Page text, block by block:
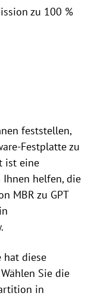
zu 100 %
feststellen,
Festplatte zu
ist eine
helfen, die
MBR zu GPT
hat diese
Sie die
in